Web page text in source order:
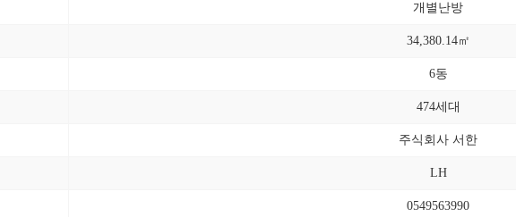
개별난방
34,380.14㎡
6동
474세대
주식회사 서한
LH
0549563990